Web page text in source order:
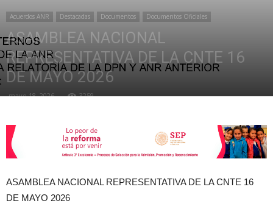
XXII
Acuerdos ANR Destacadas Documentos Documentos Oficiales
ASAMBLEA NACIONAL
REPRESENTATIVA DE LA CNTE 16
DE MAYO 2026
mayo 18, 2026 3259
ASAMBLEA NACIONAL REPRESENTATIVA DE LA CNTE 16
DE MAYO 2026